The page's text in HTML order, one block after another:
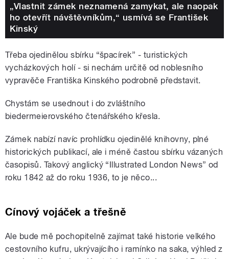
„Vlastnit zámek neznamená zamykat, ale naopak
ho otevřít návštěvníkům,“ usmívá se František
Kinský
Třeba ojedinělou sbírku “špacírek” - turistických
vycházkových holí - si nechám určitě od noblesního
vypravěče Františka Kinského podrobně představit.
Chystám se usednout i do zvláštního
biedermeierovského čtenářského křesla.
Zámek nabízí navíc prohlídku ojedinělé knihovny, plné
historických publikací, ale i méně častou sbírku vázaných
časopisů. Takový anglický “Illustrated London News” od
roku 1842 až do roku 1936, to je něco...
Cínový vojáček a třešně
Ale bude mě pochopitelně zajímat také historie velkého
cestovního kufru, ukrývajícího i ramínko na saka, výhled z